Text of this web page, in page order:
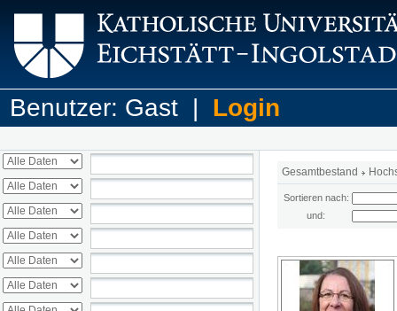
Benutzer: Gast | Login
Gesamtbestand
Sortieren nach:
und: